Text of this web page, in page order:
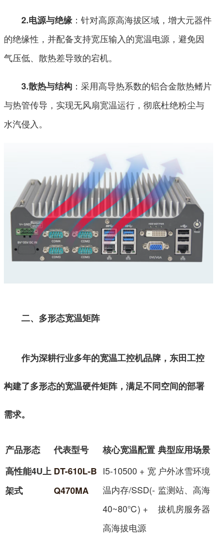
2.电源与绝缘 ：针对高原高海拔区域，增大元器件
的绝缘性，并配备支持宽压输入的宽温电源，避免因
气压低、散热差导致的宕机。
3.散热与结构 ：采用高导热系数的铝合金散热鳍片
与热管传导，实现无风扇宽温运行，彻底杜绝粉尘与
水汽侵入。
二、多形态宽温矩阵
作为深耕行业多年的宽温工控机品牌 ，东田工控
构建了多形态的宽温硬件矩阵，满足不同空间的部署
需求。
产品形态 代表型号 核心宽温配置 典型应用场景
高性能4U上
架式
DT-610L-B
Q470MA
I5-10500 + 宽
温内存/SSD(-
40~80℃) +
高海拔电源
户外冰雪环境
监测站、高海
拔机房服务器